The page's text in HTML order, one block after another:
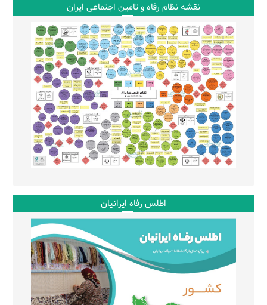
نقشه نظام رفاه و تامین اجتماعی ایران
اطلس رفاه ایرانیان